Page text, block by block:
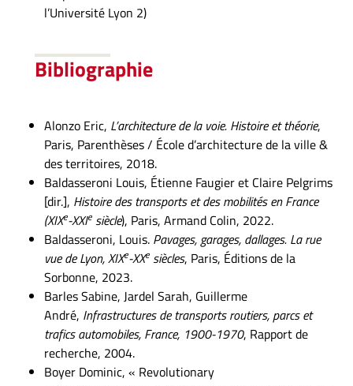
l’Université Lyon 2)
Bibliographie
Alonzo Eric, L’architecture de la voie. Histoire et théorie,
Paris, Parenthèses / École d’architecture de la ville &
des territoires, 2018.
Baldasseroni Louis, Étienne Faugier et Claire Pelgrims
[dir.], Histoire des transports et des mobilités en France
(XIXe-XXIe siècle), Paris, Armand Colin, 2022.
Baldasseroni, Louis. Pavages, garages, dallages. La rue
vue de Lyon, XIXe-XXe siècles, Paris, Éditions de la
Sorbonne, 2023.
Barles Sabine, Jardel Sarah, Guillerme
André, Infrastructures de transports routiers, parcs et
trafics automobiles, France, 1900-1970, Rapport de
recherche, 2004.
Boyer Dominic, « Revolutionary